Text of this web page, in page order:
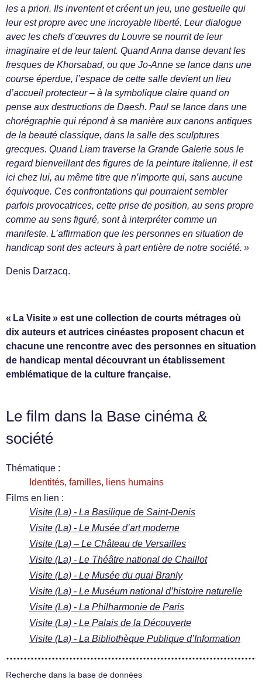
les a priori. Ils inventent et créent un jeu, une gestuelle qui
leur est propre avec une incroyable liberté. Leur dialogue
avec les chefs d’œuvres du Louvre se nourrit de leur
imaginaire et de leur talent. Quand Anna danse devant les
fresques de Khorsabad, ou que Jo-Anne se lance dans une
course éperdue, l’espace de cette salle devient un lieu
d’accueil protecteur – à la symbolique claire quand on
pense aux destructions de Daesh. Paul se lance dans une
chorégraphie qui répond à sa manière aux canons antiques
de la beauté classique, dans la salle des sculptures
grecques. Quand Liam traverse la Grande Galerie sous le
regard bienveillant des figures de la peinture italienne, il est
ici chez lui, au même titre que n’importe qui, sans aucune
équivoque. Ces confrontations qui pourraient sembler
parfois provocatrices, cette prise de position, au sens propre
comme au sens figuré, sont à interpréter comme un
manifeste. L’affirmation que les personnes en situation de
handicap sont des acteurs à part entière de notre société. »
Denis Darzacq.
« La Visite » est une collection de courts métrages où
dix auteurs et autrices cinéastes proposent chacun et
chacune une rencontre avec des personnes en situation
de handicap mental découvrant un établissement
emblématique de la culture française.
Le film dans la Base cinéma &
société
Thématique :
Identités, familles, liens humains
Films en lien :
Visite (La) - La Basilique de Saint-Denis
Visite (La) - Le Musée d’art moderne
Visite (La) – Le Château de Versailles
Visite (La) - Le Théâtre national de Chaillot
Visite (La) - Le Musée du quai Branly
Visite (La) - Le Muséum national d’histoire naturelle
Visite (La) - La Philharmonie de Paris
Visite (La) - Le Palais de la Découverte
Visite (La) - La Bibliothèque Publique d’Information
Recherche dans la base de données